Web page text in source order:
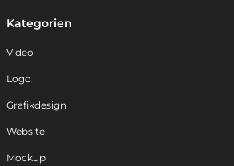
Kategorien
Video
Logo
Grafikdesign
Website
Mockup